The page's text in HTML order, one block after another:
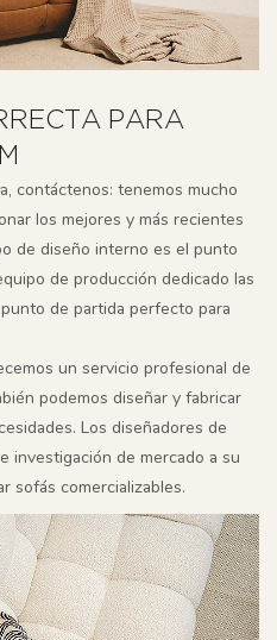
PARA
contáctenos: tenemos mucho
los mejores y más recientes
de diseño interno es el punto
de producción dedicado las
de partida perfecto para
un servicio profesional de
podemos diseñar y fabricar
Los diseñadores de
investigación de mercado a su
sofás comercializables.